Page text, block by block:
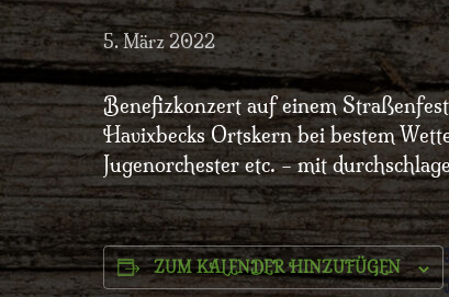
5. März 2022
Benefizkonzert auf einem
Havixbecks Ortskern bei bestem
Jugenorchester etc. – mit
ZUM KALENDER HINZUFÜGEN